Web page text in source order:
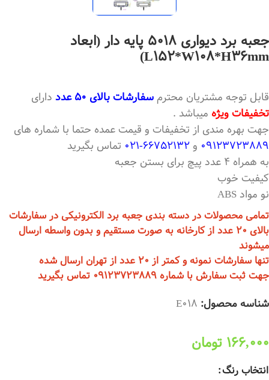
جعبه برد دیواری 5018 پایه دار (ابعاد
L152*W108*H36mm)
قابل توجه مشتریان محترم سفارشات بالای 50 عدد
دارای
تخفیفات ویژه میباشد .
جهت بهره مندی از تخفیفات و قیمت عمده حتما با شماره های
09123723889 و 66752132-021
تماس بگیرید
به همراه 4 عدد پیچ برای بستن جعبه
کیفیت خوب
نو مواد ABS
تمامی محصولات در دسته بندی جعبه برد الکترونیکی در سفارشات
بالای 20 عدد از کارخانه به صورت مستقیم و بدون واسطه ارسال
میشوند
تنها سفارشات نمونه و کمتر از 20 عدد از تهران ارسال شده
جهت ثبت سفارش با شماره 09123723889 تماس بگیرید
شناسه محصول: E018
166,000 تومان
انتخاب رنگ